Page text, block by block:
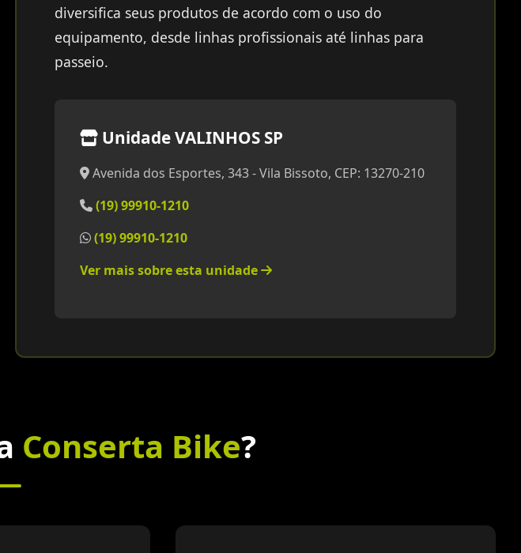
diversifica seus produtos de acordo com o uso do
equipamento, desde linhas profissionais até linhas para
passeio.
Unidade VALINHOS SP
Avenida dos Esportes, 343 - Vila Bissoto, CEP: 13270-210
(19) 99910-1210
(19) 99910-1210
Ver mais sobre esta unidade
Conserta Bike?